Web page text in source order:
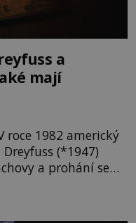
a
mají
roce 1982 americký
(*1947)
a prohání se
jako utržený ze
když to Dreyfuss